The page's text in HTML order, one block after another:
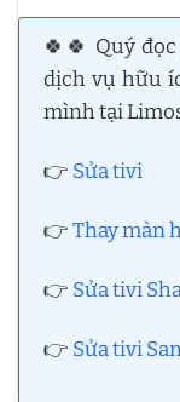
🍀🍀 Quý
dịch vụ hữu
mình tại
👉 Sửa tivi
👉Thay màn
👉 Sửa tivi
👉 Sửa tivi